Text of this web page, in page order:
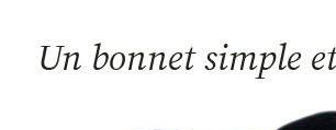
Un bonnet simple